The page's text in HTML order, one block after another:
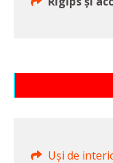
Uși de